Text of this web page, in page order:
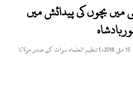
بچوں کی پیدائش میں
سوات (زما سوات ڈاٹ کام ، تازہ ترین۔ 15 مئی 2018ء) تنظیم العلماء سوات کے صدر مولانا